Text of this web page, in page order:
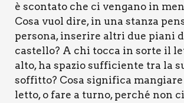
è scon­ta­to che ci ven­ga­no in
Cosa vuol dire, in una stan­za
per­so­na, inse­ri­re altri due pia­ni
castel­lo? A chi toc­ca in sor­te il
alto, ha spa­zio suf­fi­cien­te tra la
sof­fit­to? Cosa signi­fi­ca
let­to, o fare a tur­no, per­ché non